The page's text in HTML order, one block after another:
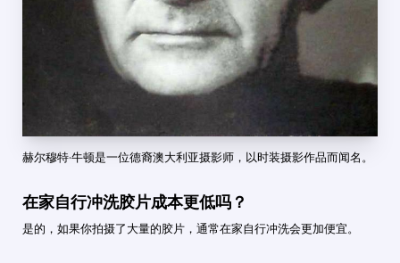
赫尔穆特·牛顿是一位德裔澳大利亚摄影师，以时装摄影作品而闻名。
在家自行冲洗胶片成本更低吗？
是的，如果你拍摄了大量的胶片，通常在家自行冲洗会更加便宜。